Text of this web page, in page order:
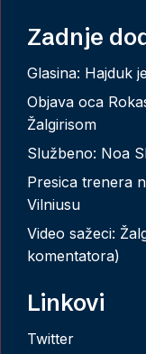
Zadnje
Glasina: Hajduk
Objava oca
Žalgirisom
Službeno: Noa
Presica trenera
Vilniusu
Video sažeci:
komentatora)
Linkovi
Twitter